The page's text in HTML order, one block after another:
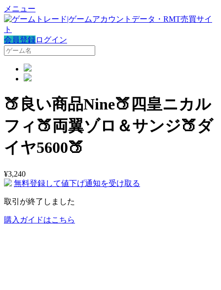
メニュー
会員登録ログイン
🍑良い商品Nine🍑四皇ニカル
フィ🍑両翼ゾロ＆サンジ🍑ダ
イヤ5600🍑
¥3,240
無料登録して値下げ通知を受け取る
取引が終了しました
購入ガイドはこちら